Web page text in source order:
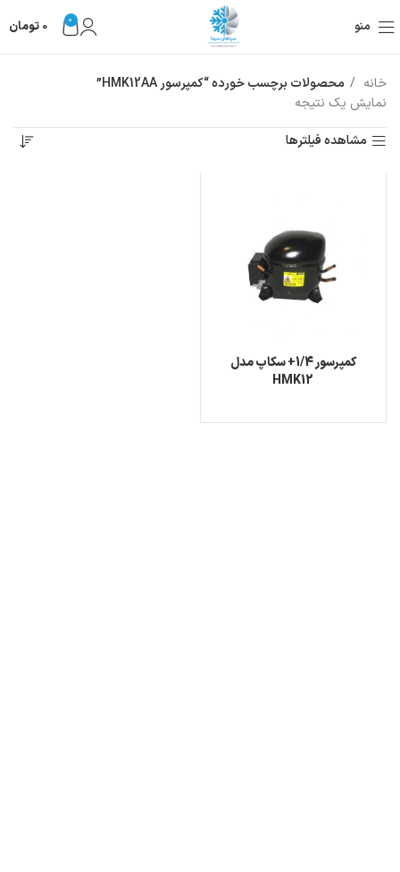
منو 0
0 تومان
خانه
محصولات برچسب خورده “کمپرسور HMK12AA”
نمایش یک نتیجه
مشاهده فیلترها
کمپرسور 1/4+ سکاپ مدل
HMK12